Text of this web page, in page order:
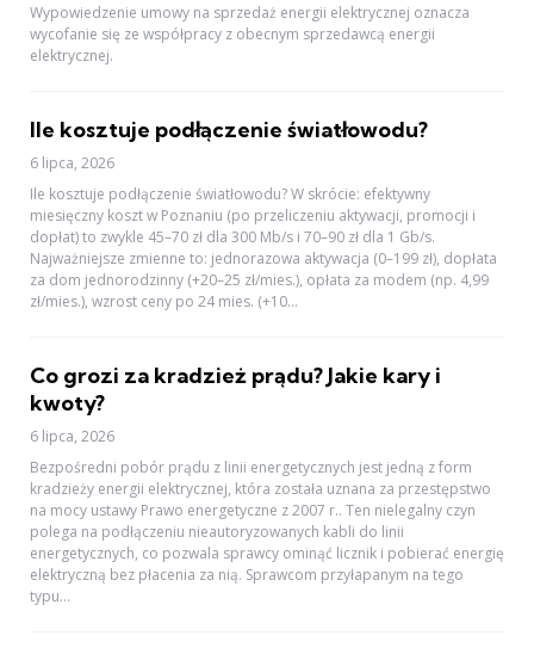
Wypowiedzenie umowy na sprzedaż energii elektrycznej oznacza
wycofanie się ze współpracy z obecnym sprzedawcą energii
elektrycznej.
Ile kosztuje podłączenie światłowodu?
6 lipca, 2026
Ile kosztuje podłączenie światłowodu? W skrócie: efektywny
miesięczny koszt w Poznaniu (po przeliczeniu aktywacji, promocji i
dopłat) to zwykle 45–70 zł dla 300 Mb/s i 70–90 zł dla 1 Gb/s.
Najważniejsze zmienne to: jednorazowa aktywacja (0–199 zł), dopłata
za dom jednorodzinny (+20–25 zł/mies.), opłata za modem (np. 4,99
zł/mies.), wzrost ceny po 24 mies. (+10...
Co grozi za kradzież prądu? Jakie kary i
kwoty?
6 lipca, 2026
Bezpośredni pobór prądu z linii energetycznych jest jedną z form
kradzieży energii elektrycznej, która została uznana za przestępstwo
na mocy ustawy Prawo energetyczne z 2007 r.. Ten nielegalny czyn
polega na podłączeniu nieautoryzowanych kabli do linii
energetycznych, co pozwala sprawcy ominąć licznik i pobierać energię
elektryczną bez płacenia za nią. Sprawcom przyłapanym na tego
typu...